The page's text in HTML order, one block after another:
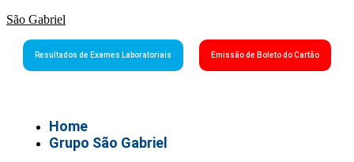
São Gabriel
Resultados de Exames Laboratoriais Emissão de Boleto do Cartão
Home
Grupo São Gabriel